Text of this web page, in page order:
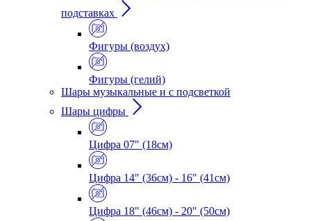
подставках
Фигуры (воздух)
Фигуры (гелий)
Шары музыкальные и с подсветкой
Шары цифры
Цифра 07" (18см)
Цифра 14" (36см) - 16" (41см)
Цифра 18" (46см) - 20" (50см)